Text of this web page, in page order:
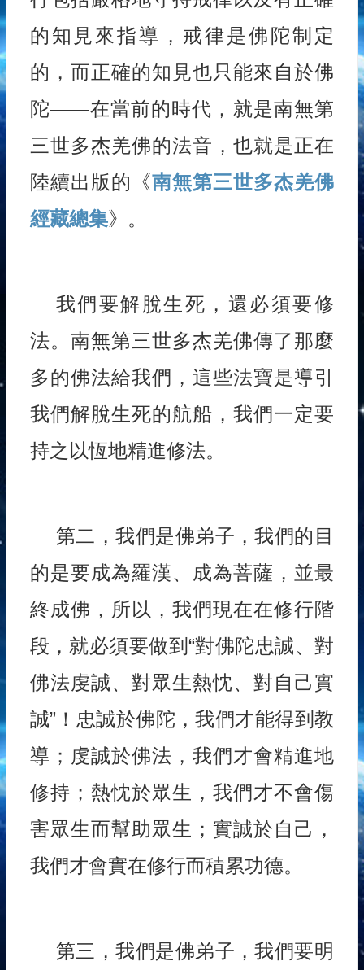
的知見來指導，戒律是佛陀制定
的，而正確的知見也只能來自於佛
陀——在當前的時代，就是南無第
三世多杰羌佛的法音，也就是正在
陸續出版的《南無第三世多杰羌佛
經藏總集》。
我們要解脫生死，還必須要修
法。南無第三世多杰羌佛傳了那麼
多的佛法給我們，這些法寶是導引
我們解脫生死的航船，我們一定要
持之以恆地精進修法。
第二，我們是佛弟子，我們的目
的是要成為羅漢、成為菩薩，並最
終成佛，所以，我們現在在修行階
段，就必須要做到“對佛陀忠誠、對
佛法虔誠、對眾生熱忱、對自己實
誠”！忠誠於佛陀，我們才能得到教
導；虔誠於佛法，我們才會精進地
修持；熱忱於眾生，我們才不會傷
害眾生而幫助眾生；實誠於自己，
我們才會實在修行而積累功德。
第三，我們是佛弟子，我們要明